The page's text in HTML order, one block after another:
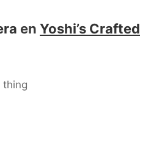
en Yoshi’s Crafted
thing